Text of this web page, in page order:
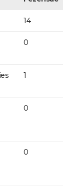
14
0
1
0
0